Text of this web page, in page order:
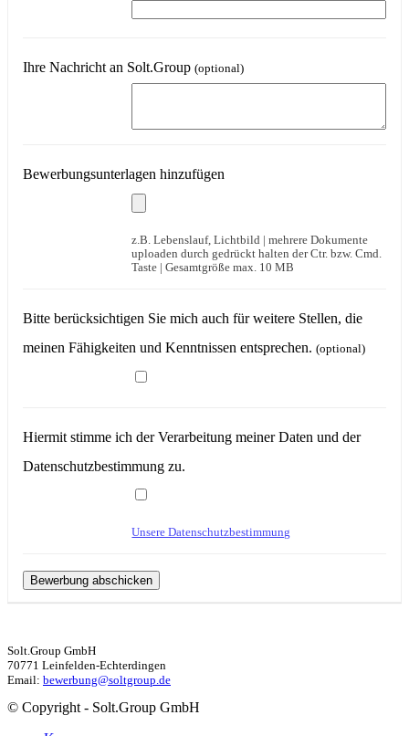
Ihre Nachricht an Solt.Group (optional)
Bewerbungsunterlagen hinzufügen
z.B. Lebenslauf, Lichtbild | mehrere Dokumente
uploaden durch gedrückt halten der Ctr. bzw. Cmd.
Taste | Gesamtgröße max. 10 MB
Bitte berücksichtigen Sie mich auch für weitere Stellen, die
meinen Fähigkeiten und Kenntnissen entsprechen. (optional)
Hiermit stimme ich der Verarbeitung meiner Daten und der
Datenschutzbestimmung zu.
Unsere Datenschutzbestimmung
Solt.Group GmbH
70771 Leinfelden-Echterdingen
Email: bewerbung@soltgroup.de
© Copyright - Solt.Group GmbH